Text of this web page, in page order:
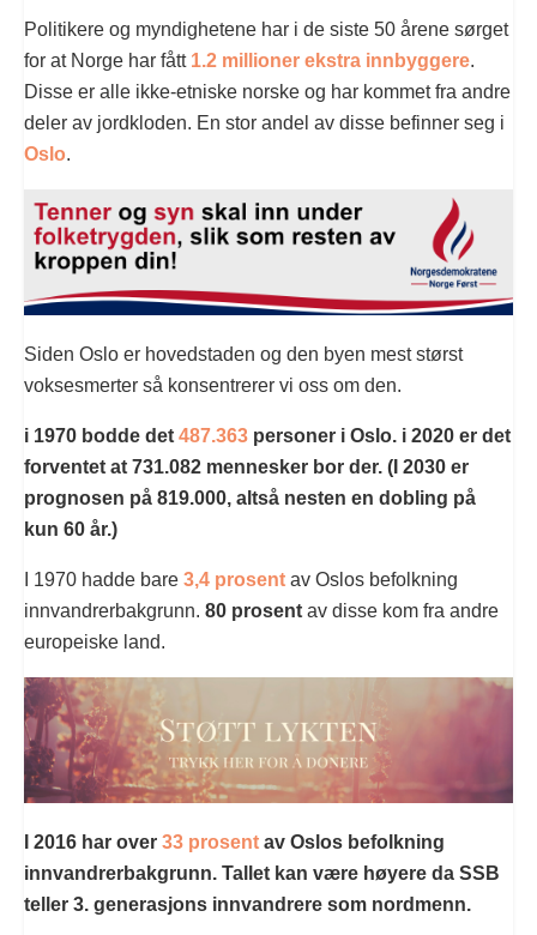
Politikere og myndighetene har i de siste 50 årene sørget
for at Norge har fått 1.2 millioner ekstra innbyggere.
Disse er alle ikke-etniske norske og har kommet fra andre
deler av jordkloden. En stor andel av disse befinner seg i
Oslo.
Siden Oslo er hovedstaden og den byen mest størst
voksesmerter så konsentrerer vi oss om den.
i 1970 bodde det 487.363 personer i Oslo. i 2020 er det
forventet at 731.082 mennesker bor der. (I 2030 er
prognosen på 819.000, altså nesten en dobling på
kun 60 år.)
I 1970 hadde bare 3,4 prosent av Oslos befolkning
innvandrerbakgrunn. 80 prosent av disse kom fra andre
europeiske land.
I 2016 har over 33 prosent av Oslos befolkning
innvandrerbakgrunn. Tallet kan være høyere da SSB
teller 3. generasjons innvandrere som nordmenn.